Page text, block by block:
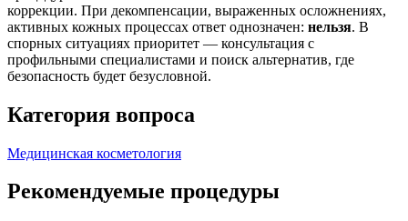
коррекции. При декомпенсации, выраженных осложнениях,
активных кожных процессах ответ однозначен: нельзя. В
спорных ситуациях приоритет — консультация с
профильными специалистами и поиск альтернатив, где
безопасность будет безусловной.
Категория вопроса
Медицинская косметология
Рекомендуемые процедуры